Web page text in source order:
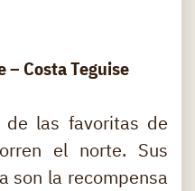
– Costa Teguise
de las favoritas de
el norte. Sus
son la recompensa